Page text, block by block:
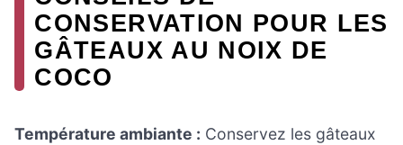
CONSERVATION POUR LES
GÂTEAUX AU NOIX DE
COCO
Température ambiante : Conservez les gâteaux